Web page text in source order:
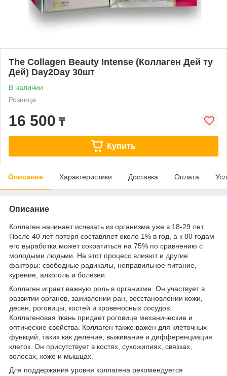
The Collagen Beauty Intense (Коллаген Дей ту
Дей) Day2Day 30шт
В наличии
Розница
16 500 ₸
Купить
Описание Характеристики Доставка Оплата
Описание
Коллаген начинает исчезать из организма уже в 18-29 лет.
После 40 лет потеря составляет около 1% в год, а к 80 годам
его выработка может сократиться на 75% по сравнению с
молодыми людьми. На этот процесс влияют и другие
факторы: свободные радикалы, неправильное питание,
курение, алкоголь и болезни.
Коллаген играет важную роль в организме. Он участвует в
развитии органов, заживлении ран, восстановлении кожи,
десен, роговицы, костей и кровеносных сосудов.
Коллагеновая ткань придает роговице механические и
оптические свойства. Коллаген также важен для клеточных
функций, таких как деление, выживание и дифференциация
клеток. Он присутствует в костях, сухожилиях, связках,
волосах, коже и мышцах.
Для поддержания уровня коллагена рекомендуется